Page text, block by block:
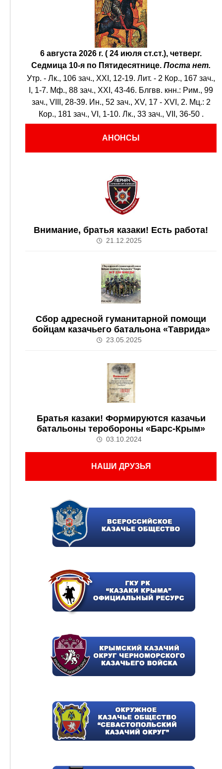
6 августа 2026 г. ( 24 июля ст.ст.), четверг.
Седмица 10-я по Пятидесятнице. Поста нет.
Утр. - Лк., 106 зач., XXI, 12-19. Лит. - 2 Кор., 167 зач.,
I, 1-7. Мф., 88 зач., XXI, 43-46. Блгвв. кнн.: Рим., 99
зач., VIII, 28-39. Ин., 52 зач., XV, 17 - XVI, 2. Мц.: 2
Кор., 181 зач., VI, 1-10. Лк., 33 зач., VII, 36-50 .
АНОНСЫ
Внимание, братья казаки! Есть работа!
21.12.2025
Сбор адресной гуманитарной помощи
бойцам казачьего батальона «Таврида»
23.05.2025
Братья казаки! Формируются казачьи
батальоны теробороны «Барс-Крым»
03.10.2024
НАШИ ДРУЗЬЯ